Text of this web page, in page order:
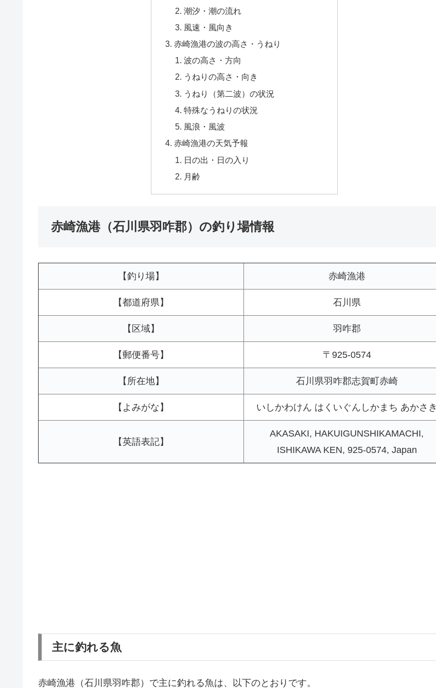
潮汐・潮の流れ
風速・風向き
赤崎漁港の波の高さ・うねり
波の高さ・方向
うねりの高さ・向き
うねり（第二波）の状況
特殊なうねりの状況
風浪・風波
赤崎漁港の天気予報
日の出・日の入り
月齢
赤崎漁港（石川県羽咋郡）の釣り場情報
【釣り場】 赤崎漁港
【都道府県】 石川県
【区域】 羽咋郡
【郵便番号】 〒925-0574
【所在地】 石川県羽咋郡志賀町赤崎
【よみがな】 いしかわけん はくいぐんしかまち あかさき
【英語表記】
AKASAKI, HAKUIGUNSHIKAMACHI,
ISHIKAWA KEN, 925-0574, Japan
主に釣れる魚
赤崎漁港（石川県羽咋郡）で主に釣れる魚は、以下のとおりです。